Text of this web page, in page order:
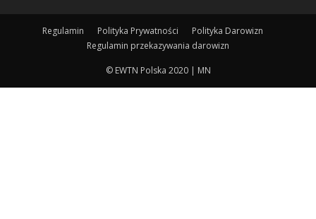
Regulamin Polityka Prywatności
Polityka Darowizn
Regulamin przekazywania darowizn
© EWTN Polska 2020 | MN